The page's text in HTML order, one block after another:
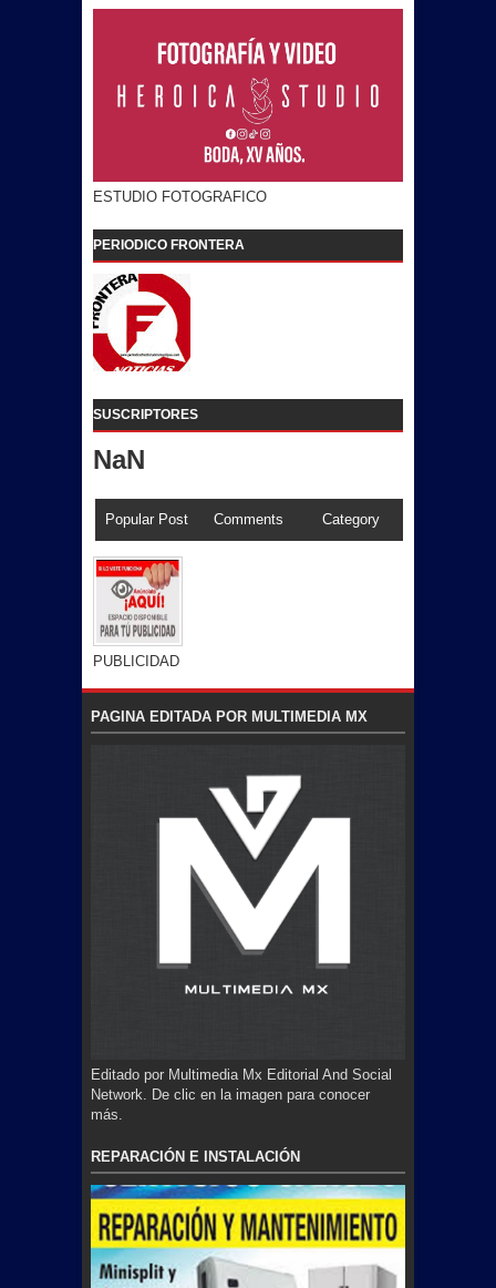
ESTUDIO FOTOGRAFICO
PERIODICO FRONTERA
SUSCRIPTORES
NaN
Popular Post Comments Category
PUBLICIDAD
PAGINA EDITADA POR MULTIMEDIA MX
Editado por Multimedia Mx Editorial And Social
Network. De clic en la imagen para conocer
más.
REPARACIÓN E INSTALACIÓN